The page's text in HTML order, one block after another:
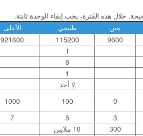
خلال هذه الفترة، يجب إبقاء الوحدة ثابتة.
مين طبيعي الأعلى
9600
115200
921600
1
8
1
لا أحد
0
100
1000
3
5
7
300 10 ملايين